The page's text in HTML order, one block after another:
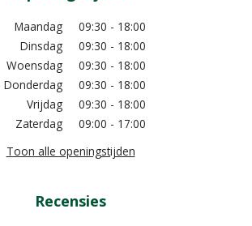
Maandag
09:30 - 18:00
Dinsdag
09:30 - 18:00
Woensdag
09:30 - 18:00
Donderdag
09:30 - 18:00
Vrijdag
09:30 - 18:00
Zaterdag
09:00 - 17:00
Toon alle openingstijden
Recensies